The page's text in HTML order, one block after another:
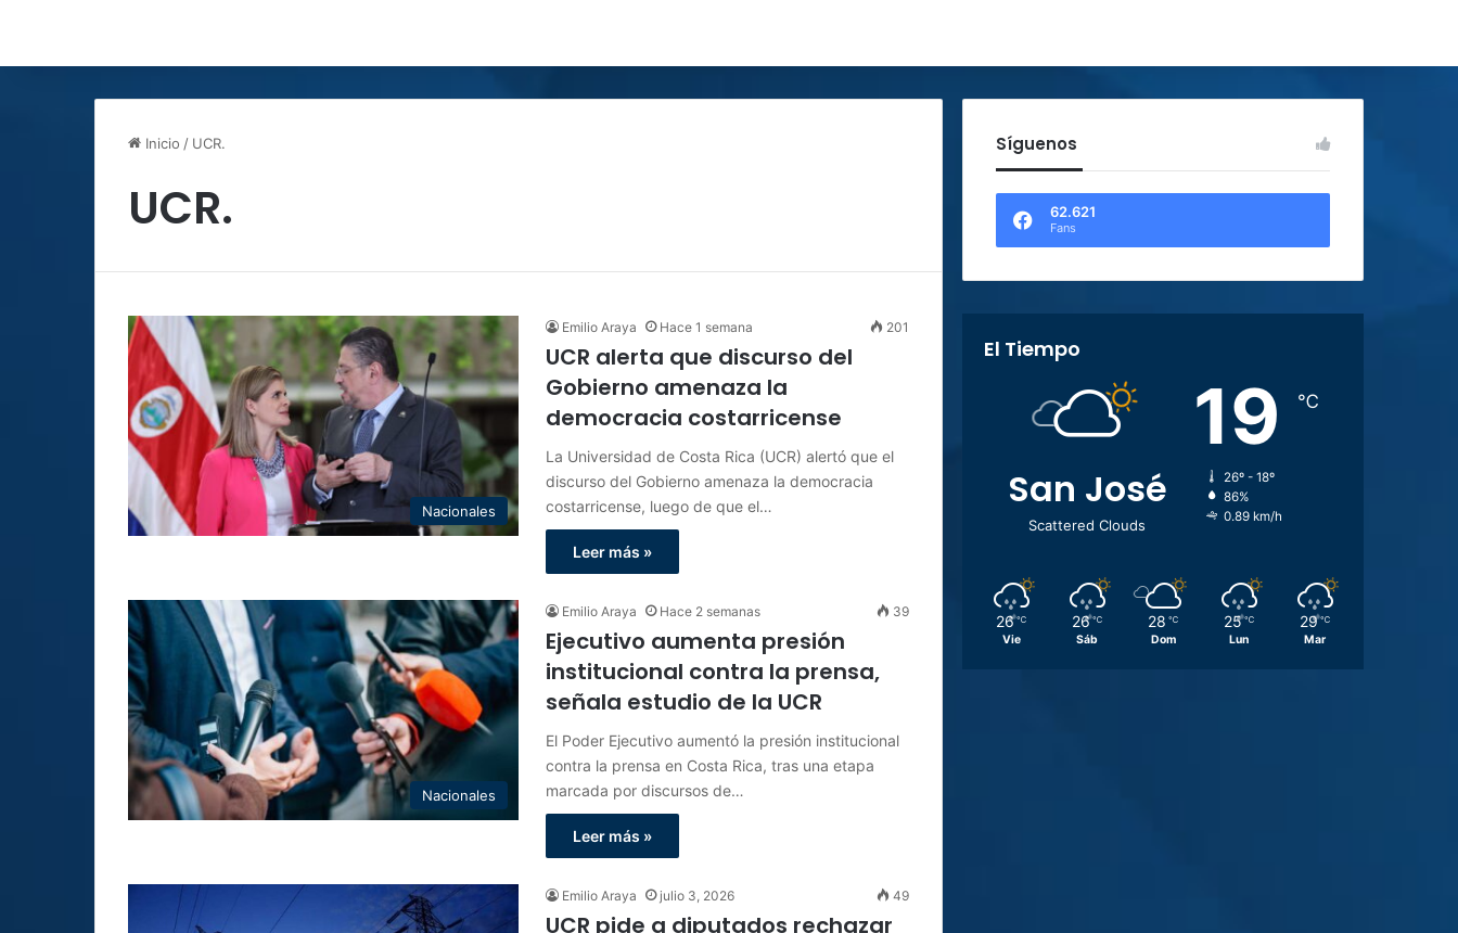
Inicio / UCR.
UCR.
Nacionales
Emilio Araya Hace 1 semana 201
UCR alerta que discurso del
Gobierno amenaza la
democracia costarricense
La Universidad de Costa Rica (UCR) alertó que el
discurso del Gobierno amenaza la democracia
costarricense, luego de que el…
Leer más »
Nacionales
Emilio Araya Hace 2 semanas 39
Ejecutivo aumenta presión
institucional contra la prensa,
señala estudio de la UCR
El Poder Ejecutivo aumentó la presión institucional
contra la prensa en Costa Rica, tras una etapa
marcada por discursos de…
Leer más »
Emilio Araya julio 3, 2026 49
UCR pide a diputados rechazar
Síguenos
62.621
Fans
El Tiempo
San José
Scattered Clouds
19 ℃
26º - 18º
86%
0.89 km/h
26 ℃
Vie
26 ℃
Sáb
28 ℃
Dom
25 ℃
Lun
29 ℃
Mar